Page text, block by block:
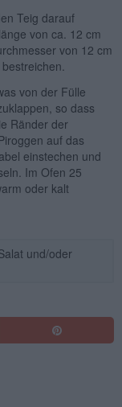
Teig darauf
von ca. 12 cm
von 12 cm
von der Fülle
so dass
Ränder der
auf das
einstechen und
Im Ofen 25
oder kalt
und/oder